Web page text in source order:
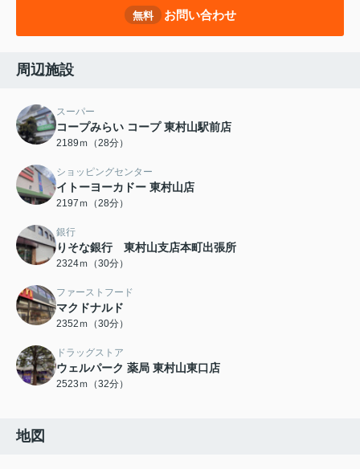
無料 お問い合わせ
周辺施設
スーパー
コープみらい コープ 東村山駅前店
2189ｍ（28分）
ショッピングセンター
イトーヨーカドー 東村山店
2197ｍ（28分）
銀行
りそな銀行 東村山支店本町出張所
2324ｍ（30分）
ファーストフード
マクドナルド
2352ｍ（30分）
ドラッグストア
ウェルパーク 薬局 東村山東口店
2523ｍ（32分）
地図